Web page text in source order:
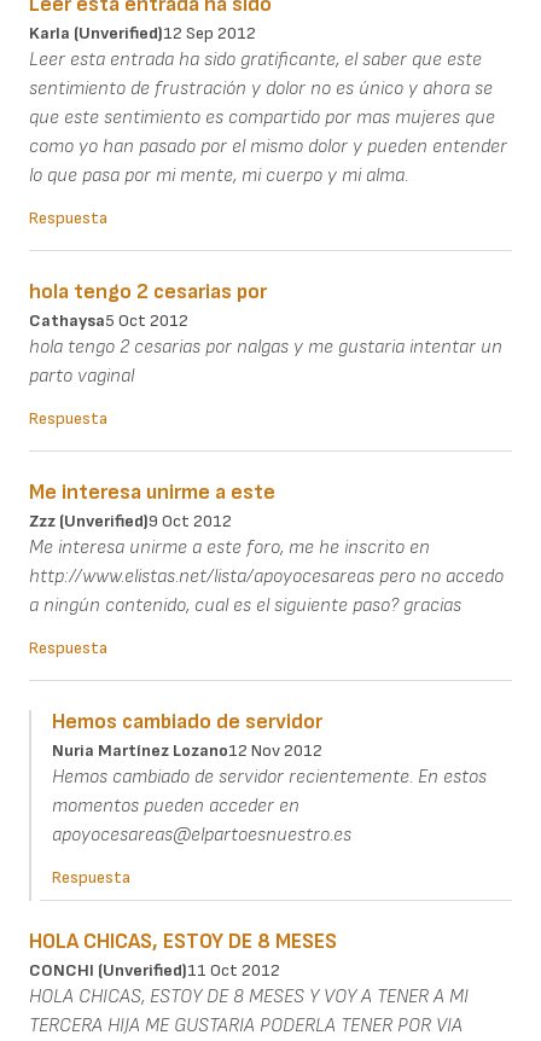
Karla (unverified)12 Sep 2012
Leer esta entrada ha sido gratificante, el saber que este
sentimiento de frustración y dolor no es único y ahora se
que este sentimiento es compartido por mas mujeres que
como yo han pasado por el mismo dolor y pueden entender
lo que pasa por mi mente, mi cuerpo y mi alma.
Respuesta
hola tengo 2 cesarias por
Cathaysa5 Oct 2012
hola tengo 2 cesarias por nalgas y me gustaria intentar un
parto vaginal
Respuesta
Me interesa unirme a este
Zzz (unverified)9 Oct 2012
Me interesa unirme a este foro, me he inscrito en
http://www.elistas.net/lista/apoyocesareas pero no accedo
a ningún contenido, cual es el siguiente paso? gracias
Respuesta
Hemos cambiado de servidor
Nuria Martínez Lozano12 Nov 2012
Hemos cambiado de servidor recientemente. En estos
momentos pueden acceder en
apoyocesareas@elpartoesnuestro.es
Respuesta
HOLA CHICAS, ESTOY DE 8 MESES
CONCHI (unverified)11 Oct 2012
HOLA CHICAS, ESTOY DE 8 MESES Y VOY A TENER A MI
TERCERA HIJA ME GUSTARIA PODERLA TENER POR VIA